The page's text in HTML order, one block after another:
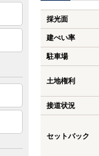
採光面
建ぺい率
駐車場
土地権利
接道状況
セットバック